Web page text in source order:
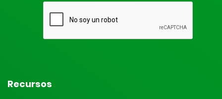
Recursos